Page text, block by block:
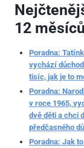
12 měsíců
Poradna:
vychází
tisíc, jak je to
Poradna:
v roce 1965,
dvě děti a chci
předčasného
Poradna: Jak